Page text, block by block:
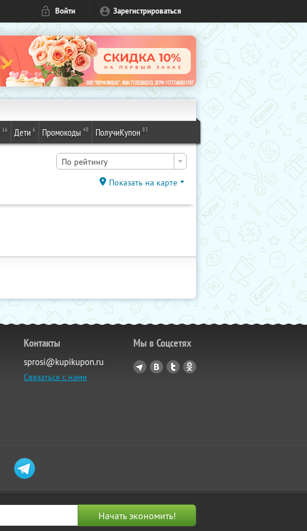
Войти Зарегистрироваться
16 Дети 6 Промокоды 48 ПолучиКупон 83
По рейтингу
Показать на карте
Контакты
sprosi@kupikupon.ru
Связаться с нами
Мы в Соцсетях